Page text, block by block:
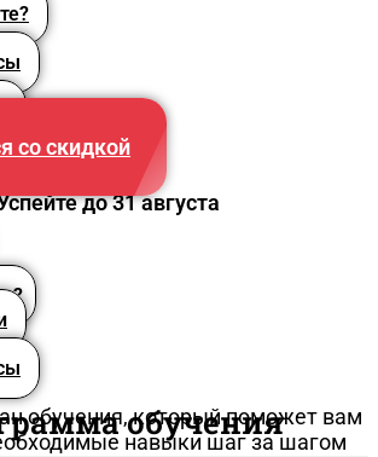
со скидкой
до 31 августа
обучения
обучения, который поможет вам
навыки шаг за шагом